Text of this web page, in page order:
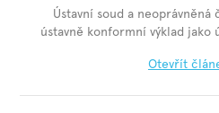
Ústavní soud a
ústavně konformní výklad jako
Otevřít